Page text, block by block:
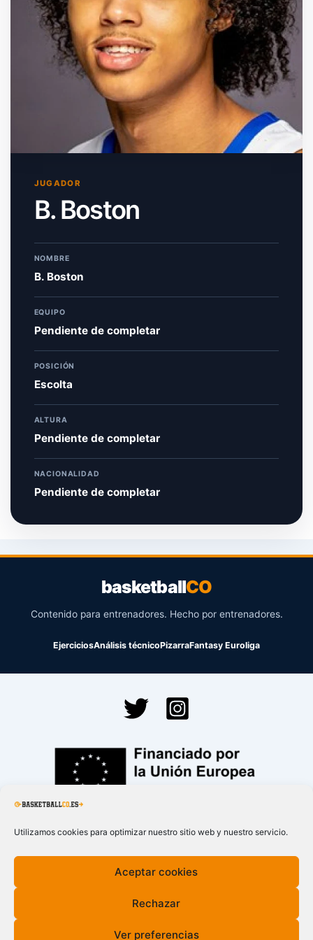
Utilizamos cookies para optimizar nuestro sitio web y nuestro servicio.
Aceptar cookies
Rechazar
Ver preferencias
JUGADOR
B. Boston
NOMBRE
B. Boston
EQUIPO
Pendiente de completar
POSICIÓN
Escolta
ALTURA
Pendiente de completar
NACIONALIDAD
Pendiente de completar
basketballCO
Contenido para entrenadores. Hecho por entrenadores.
EjerciciosAnálisis técnicoPizarraFantasy Euroliga
Financiado por la Unión Europea – NextGenerationEU